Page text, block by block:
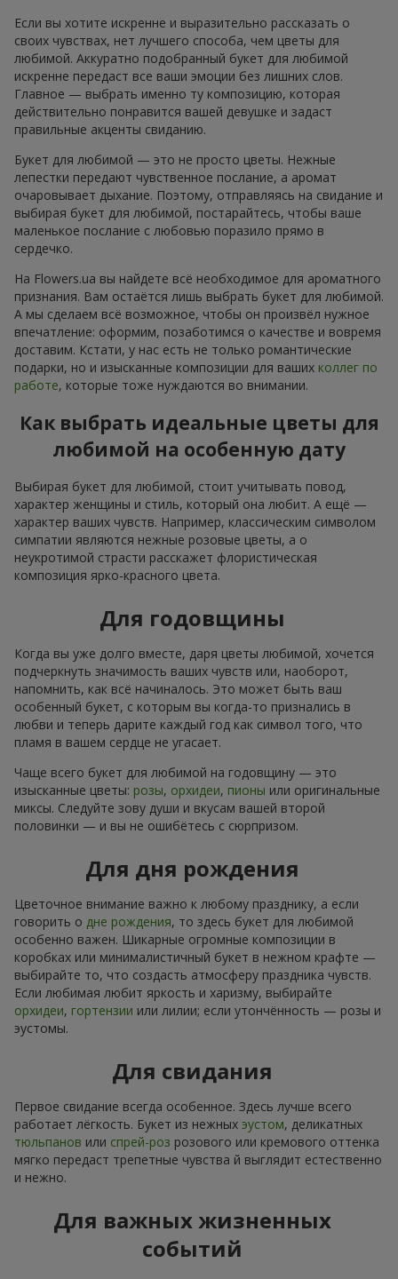
Если вы хотите искренне и выразительно рассказать о
своих чувствах, нет лучшего способа, чем цветы для
любимой. Аккуратно подобранный букет для любимой
искренне передаст все ваши эмоции без лишних слов.
Главное — выбрать именно ту композицию, которая
действительно понравится вашей девушке и задаст
правильные акценты свиданию.
Букет для любимой — это не просто цветы. Нежные
лепестки передают чувственное послание, а аромат
очаровывает дыхание. Поэтому, отправляясь на свидание и
выбирая букет для любимой, постарайтесь, чтобы ваше
маленькое послание с любовью поразило прямо в
сердечко.
На Flowers.ua вы найдете всё необходимое для ароматного
признания. Вам остаётся лишь выбрать букет для любимой.
А мы сделаем всё возможное, чтобы он произвёл нужное
впечатление: оформим, позаботимся о качестве и вовремя
доставим. Кстати, у нас есть не только романтические
подарки, но и изысканные композиции для ваших коллег по
работе, которые тоже нуждаются во внимании.
Как выбрать идеальные цветы для
любимой на особенную дату
Выбирая букет для любимой, стоит учитывать повод,
характер женщины и стиль, который она любит. А ещё —
характер ваших чувств. Например, классическим символом
симпатии являются нежные розовые цветы, а о
неукротимой страсти расскажет флористическая
композиция ярко-красного цвета.
Для годовщины
Когда вы уже долго вместе, даря цветы любимой, хочется
подчеркнуть значимость ваших чувств или, наоборот,
напомнить, как всё начиналось. Это может быть ваш
особенный букет, с которым вы когда-то признались в
любви и теперь дарите каждый год как символ того, что
пламя в вашем сердце не угасает.
Чаще всего букет для любимой на годовщину — это
изысканные цветы: розы, орхидеи, пионы или оригинальные
миксы. Следуйте зову души и вкусам вашей второй
половинки — и вы не ошибётесь с сюрпризом.
Для дня рождения
Цветочное внимание важно к любому празднику, а если
говорить о дне рождения, то здесь букет для любимой
особенно важен. Шикарные огромные композиции в
коробках или минималистичный букет в нежном крафте —
выбирайте то, что создасть атмосферу праздника чувств.
Если любимая любит яркость и харизму, выбирайте
орхидеи, гортензии или лилии; если утончённость — розы и
эустомы.
Для свидания
Первое свидание всегда особенное. Здесь лучше всего
работает лёгкость. Букет из нежных эустом, деликатных
тюльпанов или спрей-роз розового или кремового оттенка
мягко передаст трепетные чувства й выглядит естественно
и нежно.
Для важных жизненных
событий